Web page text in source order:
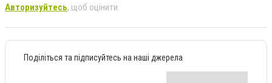
Авторизуйтесь, щоб оцінити
Поділіться та підписуйтесь на наші джерела